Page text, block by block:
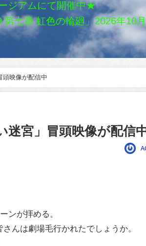
ジアムにて開催中★
七章 虹色の輪廻」2026年10
頭映像が配信中
迷宮」冒頭映像が配信
ンが拝める。
んは劇場毛行かれたでしょうか。